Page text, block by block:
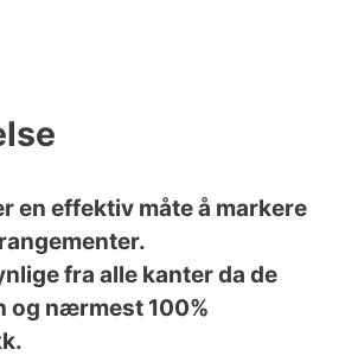
en effektiv måte å markere
fra alle kanter da de
og nærmest 100%